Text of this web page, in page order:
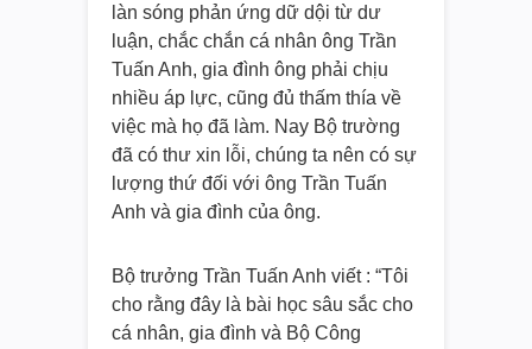
làn sóng phản ứng dữ dội từ dư
luận, chắc chắn cá nhân ông Trần
Tuấn Anh, gia đình ông phải chịu
nhiều áp lực, cũng đủ thấm thía về
việc mà họ đã làm. Nay Bộ trường
đã có thư xin lỗi, chúng ta nên có sự
lượng thứ đối với ông Trần Tuấn
Anh và gia đình của ông.
Bộ trưởng Trần Tuấn Anh viết : “Tôi
cho rằng đây là bài học sâu sắc cho
cá nhân, gia đình và Bộ Công